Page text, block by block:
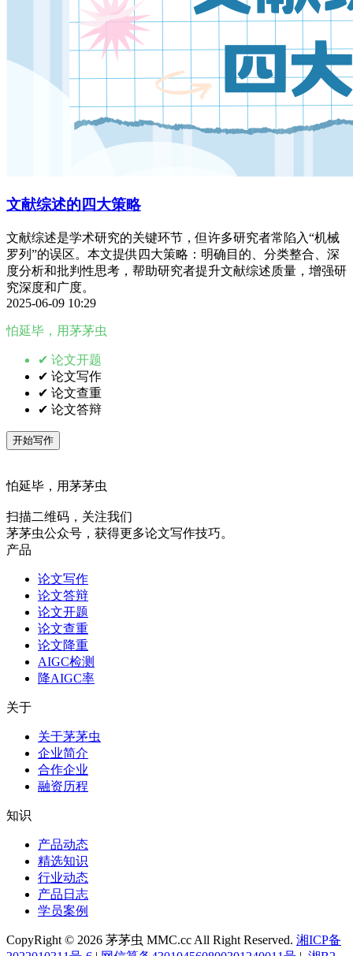
文献综述的四大策略
文献综述是学术研究的关键环节，但许多研究者常陷入“机械
罗列”的误区。本文提供四大策略：明确目的、分类整合、深
度分析和批判性思考，帮助研究者提升文献综述质量，增强研
究深度和广度。
2025-06-09 10:29
怕延毕，用茅茅虫
✔ 论文开题
✔ 论文写作
✔ 论文查重
✔ 论文答辩
开始写作
怕延毕，用茅茅虫
扫描二维码，关注我们
茅茅虫公众号，获得更多论文写作技巧。
产品
论文写作
论文答辩
论文开题
论文查重
论文降重
AIGC检测
降AIGC率
关于
关于茅茅虫
企业简介
合作企业
融资历程
知识
产品动态
精选知识
行业动态
产品日志
学员案例
CopyRight © 2026 茅茅虫 MMC.cc All Right Reserved. 湘ICP备